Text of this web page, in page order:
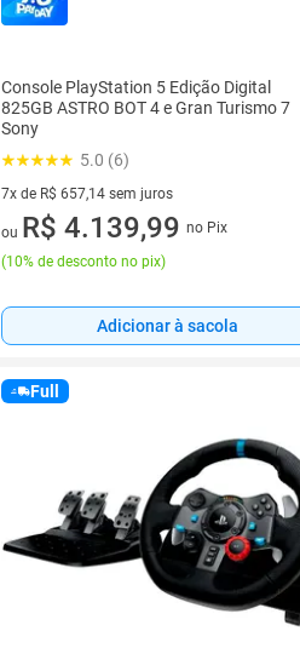
Console PlayStation 5 Edição Digital
825GB ASTRO BOT 4 e Gran Turismo 7
Sony
5.0 (6)
7x de R$ 657,14 sem juros
7 vez de R$ 657,14 sem juros
ou R$ 4.139,99 no Pix
(10% de desconto no pix)
Adicionar à sacola
Full